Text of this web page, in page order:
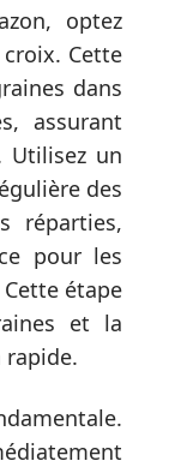
optez
Cette
dans
assurant
Utilisez un
des
réparties,
pour les
étape
et la